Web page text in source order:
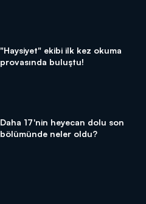
"Haysiyet" ekibi ilk kez okuma
provasında buluştu!
Daha 17'nin heyecan dolu son
bölümünde neler oldu?